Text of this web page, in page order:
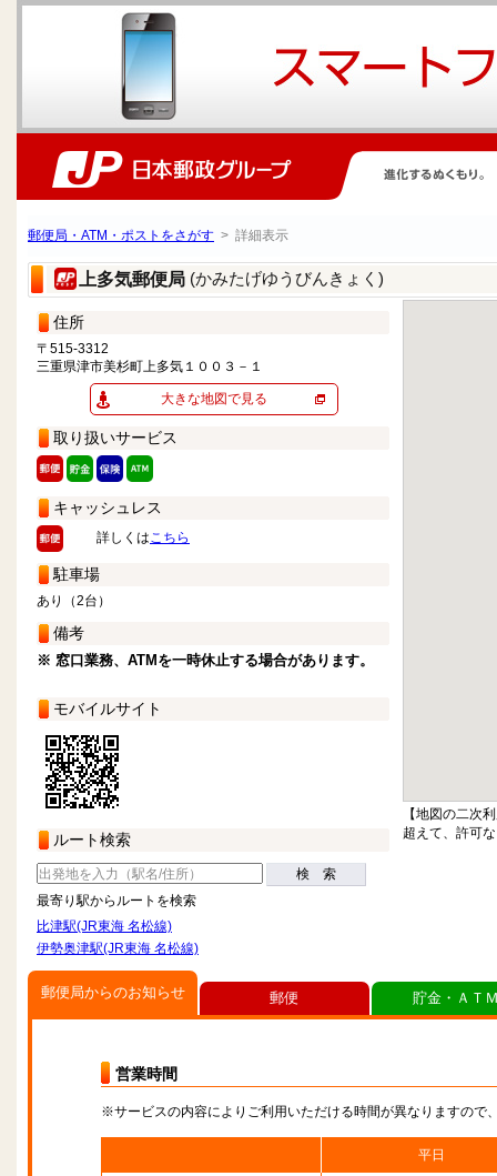
郵便局・ATM・ポストをさがす > 詳細表示
上多気郵便局 (かみたげゆうびんきょく)
住所
〒515-3312
三重県津市美杉町上多気１００３－１
大きな地図で見る
取り扱いサービス
キャッシュレス
詳しくはこちら
駐車場
あり（2台）
備考
※ 窓口業務、ATMを一時休止する場合があります。
モバイルサイト
ルート検索
検 索
最寄り駅からルートを検索
比津駅(JR東海 名松線)
伊勢奥津駅(JR東海 名松線)
【地図の二次
超えて、許可
郵便局からのお知らせ
営業時間
※サービスの内容によりご利用いただける時間が異なりますので
平日
郵便 貯金・ＡＴ